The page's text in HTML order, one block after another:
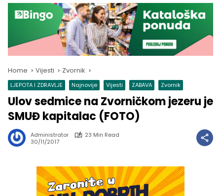
Home Vijesti Zvornik
LJEPOTA I ZDRAVLJE Najnovije Vijesti ZABAVA Zvornik
Ulov sedmice na Zvorničkom jezeru je
SMUĐ kapitalac (FOTO)
Administrator
23 Min Read
30/11/2017